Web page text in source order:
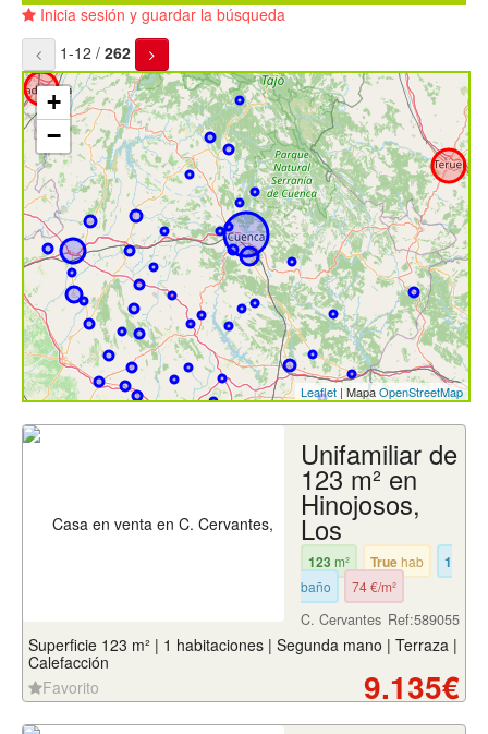
Inicia sesión y guardar la búsqueda
1-12 / 262
+
−
Leaflet | MapaOpenStreetMap
Unifamiliar de
123 m² en
Hinojosos,
Los
123 m² Truehab 1
baño 74 €/m²
Ref:589055
C. Cervantes
Superficie 123 m² | 1 habitaciones | Segunda mano | Terraza |
Calefacción
Favorito
9.135€